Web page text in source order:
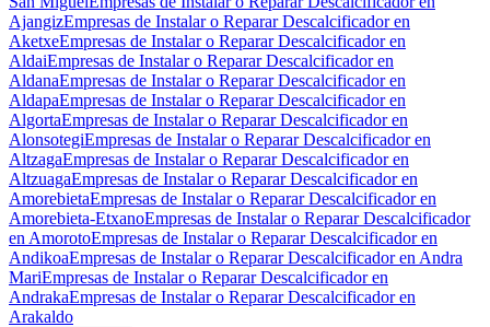
AjangizEmpresas de Instalar o Reparar Descalcificador en
AketxeEmpresas de Instalar o Reparar Descalcificador en
AldaiEmpresas de Instalar o Reparar Descalcificador en
AldanaEmpresas de Instalar o Reparar Descalcificador en
AldapaEmpresas de Instalar o Reparar Descalcificador en
AlgortaEmpresas de Instalar o Reparar Descalcificador en
AlonsotegiEmpresas de Instalar o Reparar Descalcificador en
AltzagaEmpresas de Instalar o Reparar Descalcificador en
AltzuagaEmpresas de Instalar o Reparar Descalcificador en
AmorebietaEmpresas de Instalar o Reparar Descalcificador en
Amorebieta-EtxanoEmpresas de Instalar o Reparar Descalcificador
en AmorotoEmpresas de Instalar o Reparar Descalcificador en
AndikoaEmpresas de Instalar o Reparar Descalcificador en Andra
MariEmpresas de Instalar o Reparar Descalcificador en
AndrakaEmpresas de Instalar o Reparar Descalcificador en
Arakaldo